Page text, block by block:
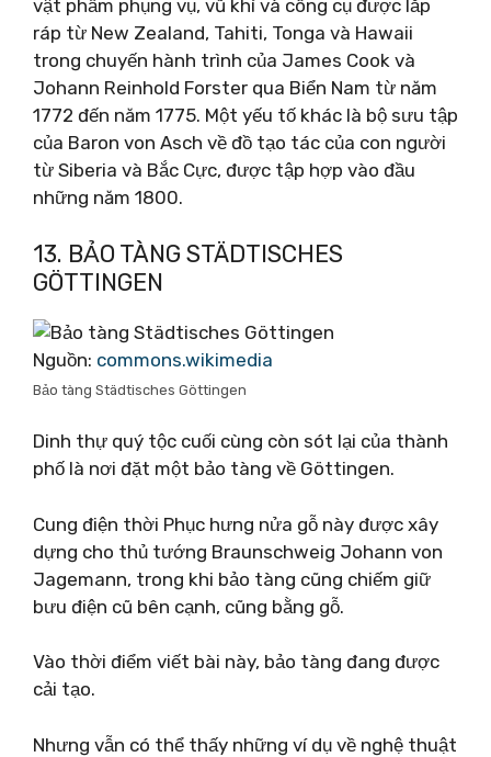
vật phẩm phụng vụ, vũ khí và công cụ được lắp
ráp từ New Zealand, Tahiti, Tonga và Hawaii
trong chuyến hành trình của James Cook và
Johann Reinhold Forster qua Biển Nam từ năm
1772 đến năm 1775. Một yếu tố khác là bộ sưu tập
của Baron von Asch về đồ tạo tác của con người
từ Siberia và Bắc Cực, được tập hợp vào đầu
những năm 1800.
13. BẢO TÀNG STÄDTISCHES
GÖTTINGEN
Nguồn: commons.wikimedia
Bảo tàng Städtisches Göttingen
Dinh thự quý tộc cuối cùng còn sót lại của thành
phố là nơi đặt một bảo tàng về Göttingen.
Cung điện thời Phục hưng nửa gỗ này được xây
dựng cho thủ tướng Braunschweig Johann von
Jagemann, trong khi bảo tàng cũng chiếm giữ
bưu điện cũ bên cạnh, cũng bằng gỗ.
Vào thời điểm viết bài này, bảo tàng đang được
cải tạo.
Nhưng vẫn có thể thấy những ví dụ về nghệ thuật